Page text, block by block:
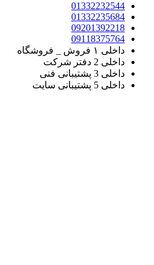
01332232544
01332235684
09201392218
09118375764
داخلی ۱ فروش _ فروشگاه
داخلی 2 دفتر شرکت
داخلی 3 پشتیبانی فنی
داخلی 5 پشتیبانی سایت